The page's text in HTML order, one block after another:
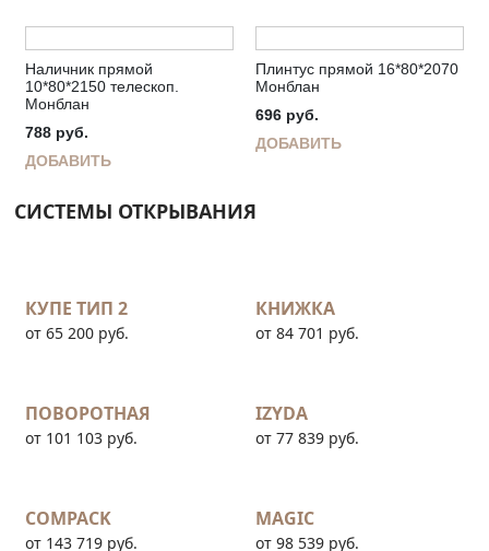
Наличник прямой
10*80*2150 телескоп.
Монблан
788 руб.
ДОБАВИТЬ
Плинтус прямой 16*80*2070
Монблан
696 руб.
ДОБАВИТЬ
СИСТЕМЫ ОТКРЫВАНИЯ
КУПЕ ТИП 2
от 65 200 руб.
КНИЖКА
от 84 701 руб.
ПОВОРОТНАЯ
от 101 103 руб.
IZYDA
от 77 839 руб.
COMPACK
от 143 719 руб.
MAGIC
от 98 539 руб.